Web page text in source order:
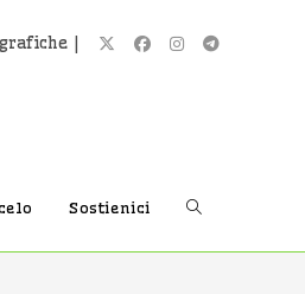
|
Sostienici Attiva/